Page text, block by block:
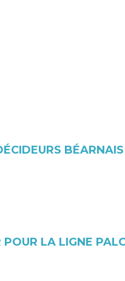
LA LIGNE